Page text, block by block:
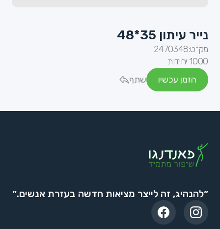
נייר עיתון 35*48
מק״ט:2470348
1000 יחידות
הזמן עכשיו
שתף
״להנהיג, זה לייצר מציאות חדשה בעזרת אנשים.״